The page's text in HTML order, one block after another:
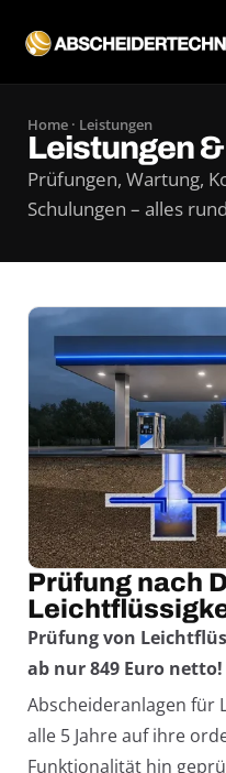
Home · Leistungen
Leistungen
Prüfungen, Wartung,
Schulungen – alles
Prüfung nach
Prüfung von
ab nur 849 Euro netto!
Abscheideranlagen für
alle 5 Jahre auf ihre
Funktionalität hin